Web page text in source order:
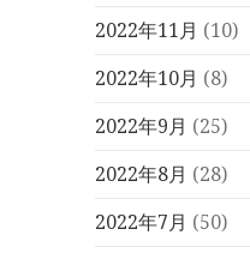
2022年11月 (10)
2022年10月 (8)
2022年9月 (25)
2022年8月 (28)
2022年7月 (50)